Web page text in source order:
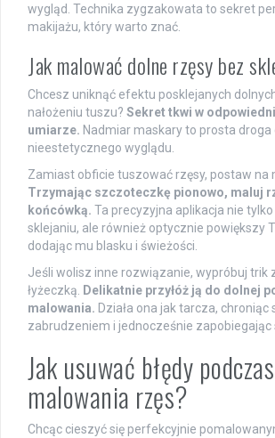
wygląd. Technika zygzakowata to sekret
makijażu, który warto znać.
Jak malować dolne rzęsy bez
Chcesz uniknąć efektu posklejanych
nałożeniu tuszu? Sekret tkwi w
umiarze. Nadmiar maskary to prosta droga
nieestetycznego wyglądu.
Zamiast obficie tuszować rzęsy, postaw na
Trzymając szczoteczkę pionowo, maluj
końcówką. Ta precyzyjna aplikacja nie
sklejaniu, ale również optycznie powiększy
dodając mu blasku i świeżości.
Jeśli wolisz inne rozwiązanie, wypróbuj trik
łyżeczką.
Delikatnie przyłóż ją do dolnej
malowania. Działa ona jak tarcza, chroniąc
zabrudzeniem i jednocześnie zapobiegając
Jak usuwać błędy podczas
malowania rzęs?
Chcąc cieszyć się perfekcyjnie